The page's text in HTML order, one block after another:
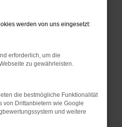
Error
aufgetreten.
die dir helfen können:
und deine
zum Beispiel
werden von uns eingesetzt:
erforderlich, um die
zu gewährleisten.
die bestmögliche Funktionalität
von Drittanbietern wie Google
und weitere